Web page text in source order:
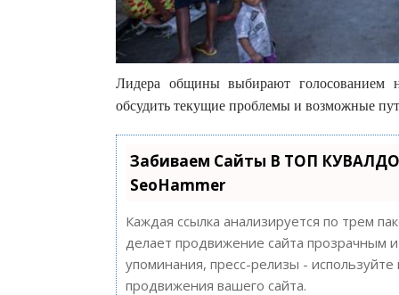
Лидера общины выбирают голосованием
обсудить текущие проблемы и возможные
Забиваем Сайты В ТОП
SeoHammer
Каждая ссылка анализируется по трем
делает продвижение сайта прозрачным
упоминания, пресс-релизы -
продвижения вашего сайта.